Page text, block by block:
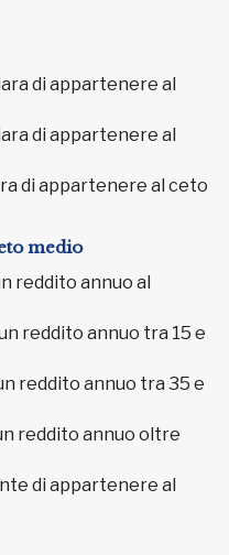
di appartenere al
di appartenere al
di appartenere al ceto
medio
reddito annuo al
reddito annuo tra 15 e
reddito annuo tra 35 e
reddito annuo oltre
di appartenere al